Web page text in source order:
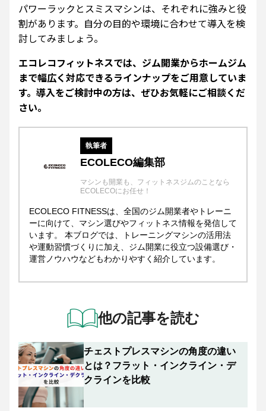
パワーラックとスミスマシンは、それぞれに強みと役
割があります。自分の目的や環境に合わせて導入を検
討してみましょう。
エコレコフィットネスでは、ジム開業からホームジム
まで幅広く対応できるラインナップをご用意していま
す。導入をご検討中の方は、ぜひお気軽にご相談くだ
さい。
執筆者
ECOLECO編集部
マシンも開業も、フィットネスジムのことなら
ECOLECOにお任せ！
ECOLECO FITNESSは、全国のジム開業者やトレーニ
ーに向けて、マシン選びやフィットネス情報を発信して
います。 本ブログでは、トレーニングマシンの活用法
や運動習慣づくりに加え、ジム開業に役立つ設備選び・
運営ノウハウなどもわかりやすく紹介しています。
他の記事を読む
チェストプレスマシンの角度の違い
とは？フラット・インクライン・デ
クラインを比較